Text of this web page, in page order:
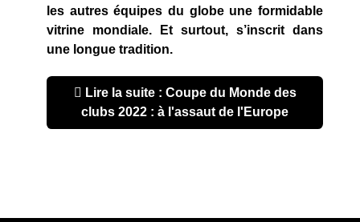
les autres équipes du globe une formidable
vitrine mondiale. Et surtout, s’inscrit dans
une longue tradition.
Lire la suite : Coupe du Monde des
clubs 2022 : à l'assaut de l'Europe